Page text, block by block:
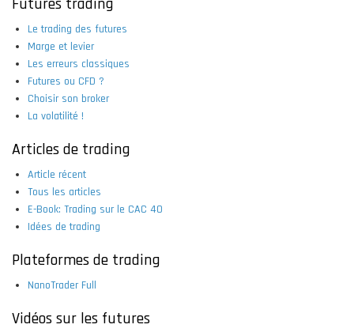
Le trading des futures
Marge et levier
Les erreurs classiques
Futures ou CFD ?
Choisir son broker
La volatilité !
Articles de trading
Article récent
Tous les articles
E-Book: Trading sur le CAC 40
Idées de trading
Plateformes de trading
NanoTrader Full
Vidéos sur les futures